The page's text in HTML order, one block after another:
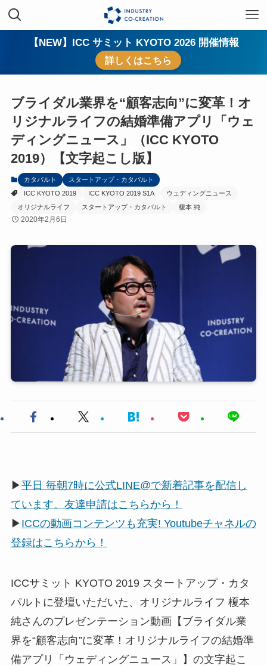
【NEW】ICC サミット KYOTO 2026 開催情報
詳しくはこちら
ブライダル業界を“顧客志向”に変革！オ
リジナルライフの結婚準備アプリ「ウェ
ディングニュース」（ICC KYOTO
2019）【文字起こし版】
カタパルト
スタートアップ・カタパルト
ICC KYOTO 2019
ICC KYOTO 2019 S1A
ウェディングニュース
オリジナルライフ
スタートアップ・カタパルト 榎本 純
2020年2月6日
▶平日 毎朝7時に公式LINE@で新着記事を配信し
ています。友達申請はこちらから！
▶ ICCの動画コンテンツも充実! Youtubeチャネルの
登録はこちらから！
ICCサミット KYOTO 2019 スタートアップ・カタ
パルトに登壇いただいた、オリジナルライフ 榎本
純さんのプレゼンテーション動画【ブライダル業
界を“顧客志向”に変革！オリジナルライフの結婚準
備アプリ「ウェディングニュース」】の文字起こ